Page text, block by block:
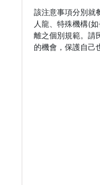
該注意事項分別就
人龍、特殊機構(
離之個別規範。請
的機會，保護自己